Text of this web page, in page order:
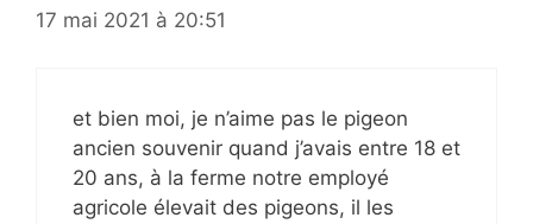
17 mai 2021 à 20:51
et bien moi, je n’aime pas le pigeon
ancien souvenir quand j’avais entre 18 et
20 ans, à la ferme notre employé
agricole élevait des pigeons, il les